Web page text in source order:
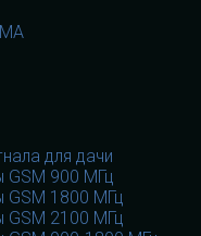
для дачи
GSM 900 МГц
GSM 1800 МГц
GSM 2100 МГц